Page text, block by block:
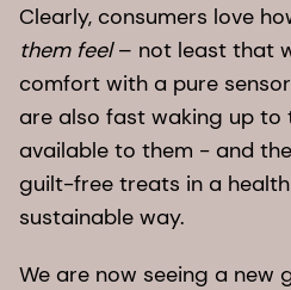
analysis/gummy-
https://
popular-colors-used-
Clearly, consumers love
them feel– not least that
comfort with a pure
are also fast waking up to
available to them - and
guilt-free treats in a
sustainable way.
We are now seeing a new